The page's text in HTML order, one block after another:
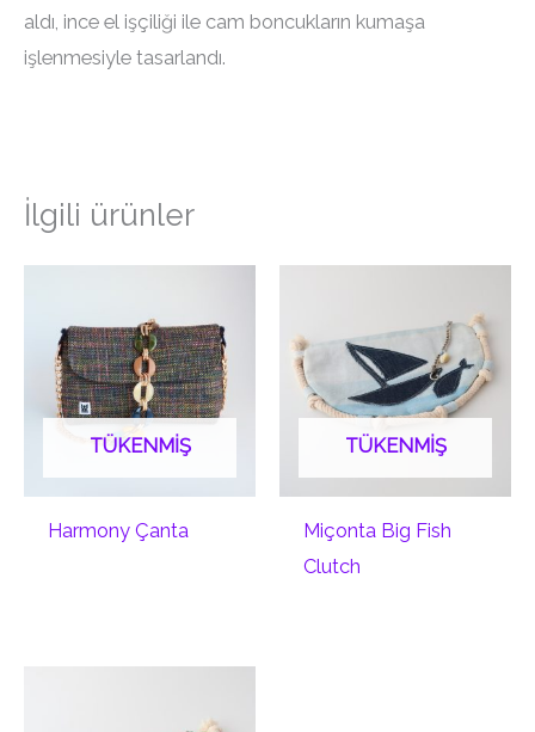
aldı, ince el işçiliği ile cam boncukların kumaşa
işlenmesiyle tasarlandı.
İlgili ürünler
TÜKENMIŞ
Harmony Çanta
TÜKENMIŞ
Miçonta Big Fish
Clutch